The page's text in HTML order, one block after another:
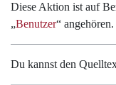
Diese Aktion ist auf
„Benutzer“ angehören.
Du kannst den